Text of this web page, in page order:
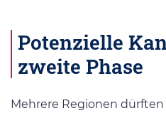
Potenzielle
zweite Phase
Mehrere Regionen